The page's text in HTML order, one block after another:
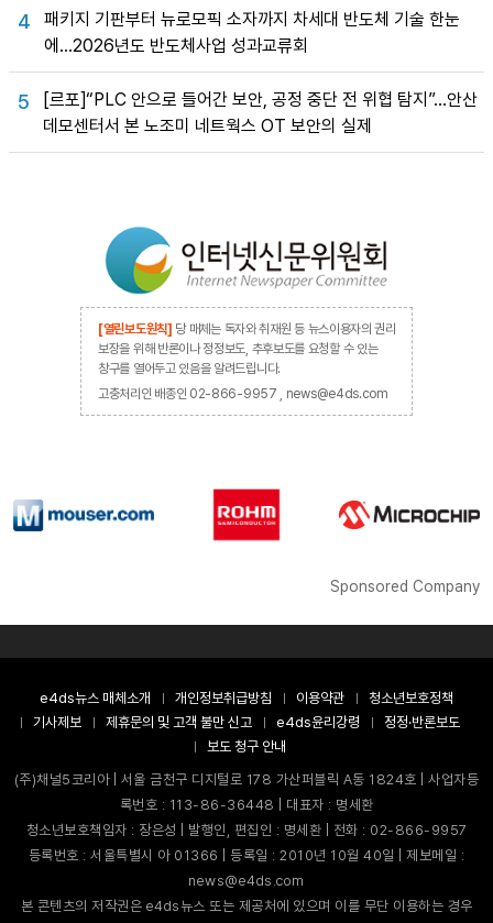
4
패키지 기판부터 뉴로모픽 소자까지 차세대 반도체 기술 한눈
에…2026년도 반도체사업 성과교류회
5
[르포]“PLC 안으로 들어간 보안, 공정 중단 전 위협 탐지”…안산
데모센터서 본 노조미 네트웍스 OT 보안의 실제
[열린보도원칙] 당 매체는 독자와 취재원 등 뉴스이용자의 권리
보장을 위해 반론이나 정정보도, 추후보도를 요청할 수 있는
창구를 열어두고 있음을 알려드립니다.
고충처리인 배종인 02-866-9957 , news@e4ds.com
Sponsored Company
e4ds뉴스 매체소개 개인정보취급방침 이용약관
청소년보호정책
기사제보
제휴문의 및 고객 불만 신고 e4ds윤리강령
정정·반론보도
보도 청구 안내
(주)채널5코리아 | 서울 금천구 디지털로 178 가산퍼블릭 A동 1824호 | 사업자등
록번호 : 113-86-36448 | 대표자 : 명세환
청소년보호책임자 : 장은성 | 발행인, 편집인 : 명세환 | 전화 : 02-866-9957
등록번호 : 서울특별시 아 01366 | 등록일 : 2010년 10월 40일 | 제보메일 :
news@e4ds.com
본 콘텐츠의 저작권은 e4ds뉴스 또는 제공처에 있으며 이를 무단 이용하는 경우